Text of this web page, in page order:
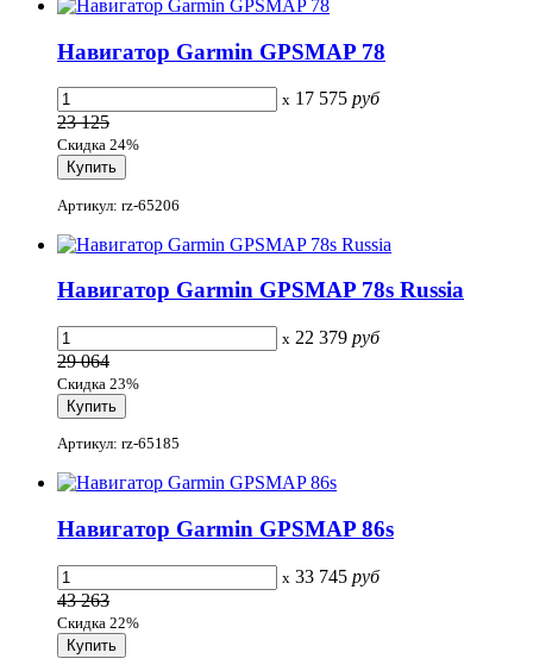
Навигатор Garmin GPSMAP 78
x 17 575 руб
23 125
Скидка 24%
Артикул: rz-65206
Навигатор Garmin GPSMAP 78s Russia
x 22 379 руб
29 064
Скидка 23%
Артикул: rz-65185
Навигатор Garmin GPSMAP 86s
x 33 745 руб
43 263
Скидка 22%